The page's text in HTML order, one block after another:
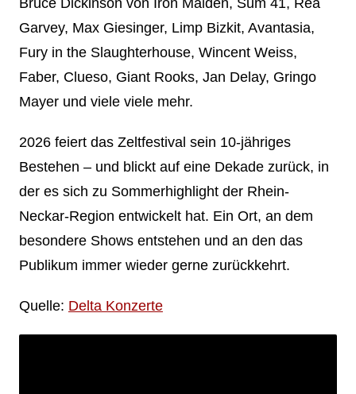
Garvey, Max Giesinger, Limp Bizkit, Avantasia,
Fury in the Slaughterhouse, Wincent Weiss,
Faber, Clueso, Giant Rooks, Jan Delay, Gringo
Mayer und viele viele mehr.
2026 feiert das Zeltfestival sein 10-jähriges
Bestehen – und blickt auf eine Dekade zurück, in
der es sich zu Sommerhighlight der Rhein-
Neckar-Region entwickelt hat. Ein Ort, an dem
besondere Shows entstehen und an den das
Publikum immer wieder gerne zurückkehrt.
Quelle: Delta Konzerte